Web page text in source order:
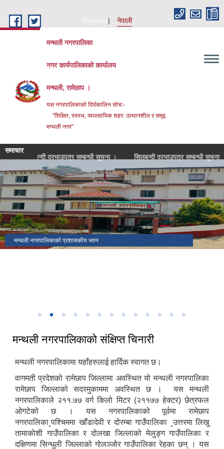
English
नेपाली
मन्थली नगरपालिका
नगर कार्यपालिकाको कार्यालय
मन्थली, रामेछाप ।
यस नगरपालिकाको दिर्घकालिन सोच:-
"शिक्षित, स्वस्थ, व्यावसायिक शहर: उत्थानशील र समृद्व
मन्थली नगर"
समाचार
सिलबन्दी दरभाउपत्र सम्बन्धी सूचना ।
सिलबन्दी दरभाउपत्र सम्बन्धी सूचना ।
निकृष्ट बालश्रममुक्त, बालविवाहमुक्त, अनिवार्य तथा निःशुल्क शिक्षा सुनिश्चितता र
मन्थली नगरपालिकाको प्रशासकीय भवन
मन्थली नगरपालिका वडा नं २ मा अवस्थित निलकण्ठेश्वर मन्दिर
ढिकुरीदेवी मन्दिर भटौली
थानापती महादेव मन्दिर मनपा ५ सुनारपानी
थानापती महादेव मन्दिर पुरानागाँउ मनपा ९
मन्थली नगरपालिका वडा नं ८ मा अवस्थित चिसापानीगढी
मकैको खेती पुस्तकका लेखक(साहित्यिक सहिद) सुब्बा कृष्णलाल अधिकारीको
जन्मस्थान
हर्रेचिण्डे फुलासी
नगरपालिका कार्यालयबाट तामाकोशी नदी
मन्थली नगरपालिकाको संक्षिप्त चिनारी
मन्थली नगरपालिकामा यहाँहरुलाई हार्दिक स्वागत छ।
वागमती प्रदेशको रामेछाप जिल्लामा अवस्थित यो मन्थली नगरपालिका
रामेछाप जिल्लाको सदरमुकाममा अवस्थित छ । यस मन्थली
नगरपालिकाले २११.७७ वर्ग किलो मिटर (२११७७ हेक्टर) छेत्रफल
ओगटेको छ । यस नगरपालिकाको पूर्वमा रामेछाप
नगरपालिका¸पश्चिममा खाँडादेवी र दोरम्बा गाउँपालिका ¸उत्तरमा लिखु
तामाकोशी गाउँपालिका र दोलखा जिल्लाको मेलुङ्ग गाउँपालिका र
दक्षिणमा सिन्धुली जिल्लाको गोलञ्जोर गाउँपालिका रेहका छन् । यस